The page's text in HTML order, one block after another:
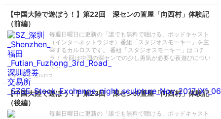
【中国大陸で遊ぼう！】第22回 深センの置屋「向西村」体験記
（前編）
毎週日曜日に更新の「誰でも無料で聴ける」ポッドキャスト
（インターネットラジオ）番組「スタジオスモーキー」を主
宰するカルロスです。 番組「スタジオスモーキー」はコチ
ラ！ 今回は中国の深センでの少し勇気が必要な夜遊びについ
て…
キャプテン カルロス
【中国大陸で遊ぼう！】第23回 深センの置屋「向西村」体験記
（後編）
毎週日曜日に更新の「誰でも無料で聴ける」ポッドキャスト